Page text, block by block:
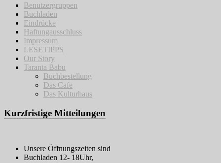
Benutzergruppen
Buchladen
Eindrücke
Haftungausschluss
Impressum
LESETIPPS
Our Story
Taranta Babu
Buchbestellung
Das Cafe
Das Kulturhaus
Kurzfristige Mitteilungen
Unsere Öffnungszeiten sind
Buchladen 12- 18Uhr,